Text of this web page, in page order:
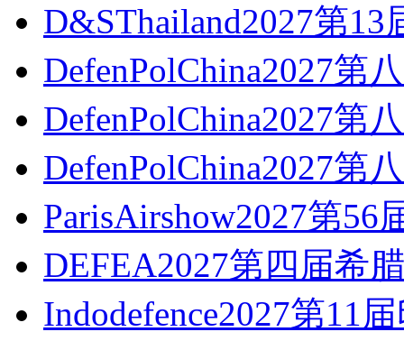
D&SThailand2027第13
DefenPolChina2027第
DefenPolChina2027第
DefenPolChina2027第
ParisAirshow2027第56
DEFEA2027第四届希
Indodefence2027第11